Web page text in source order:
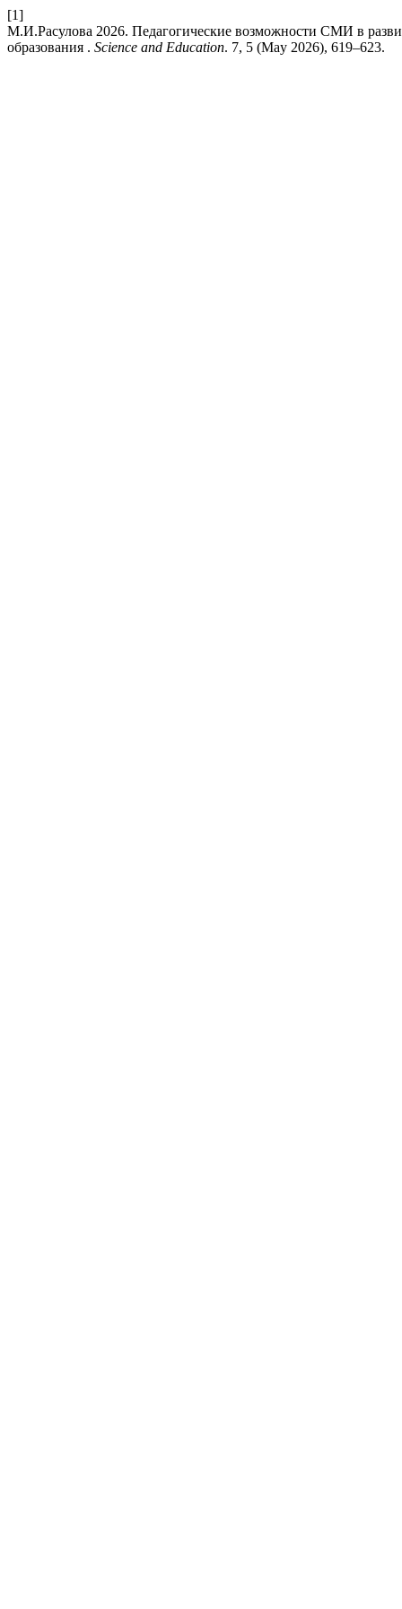
[1]
М.И.Расулова 2026. Педагогические возможности СМИ в
образования . Science and Education. 7, 5 (May 2026), 619–623.